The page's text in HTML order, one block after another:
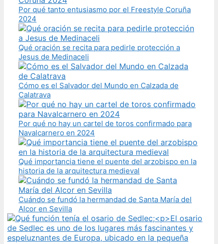
Por qué tanto entusiasmo por el Freestyle Coruña
2024
Qué oración se recita para pedirle protección a
Jesus de Medinaceli
Cómo es el Salvador del Mundo en Calzada de
Calatrava
Por qué no hay un cartel de toros confirmado para
Navalcarnero en 2024
Qué importancia tiene el puente del arzobispo en la
historia de la arquitectura medieval
Cuándo se fundó la hermandad de Santa María del
Alcor en Sevilla